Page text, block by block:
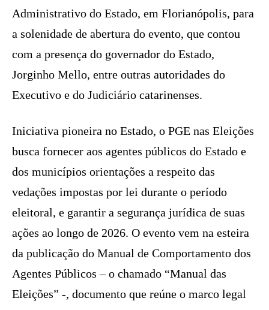
Administrativo do Estado, em Florianópolis, para
a solenidade de abertura do evento, que contou
com a presença do governador do Estado,
Jorginho Mello, entre outras autoridades do
Executivo e do Judiciário catarinenses.
Iniciativa pioneira no Estado, o PGE nas Eleições
busca fornecer aos agentes públicos do Estado e
dos municípios orientações a respeito das
vedações impostas por lei durante o período
eleitoral, e garantir a segurança jurídica de suas
ações ao longo de 2026. O evento vem na esteira
da publicação do Manual de Comportamento dos
Agentes Públicos – o chamado “Manual das
Eleições” -, documento que reúne o marco legal